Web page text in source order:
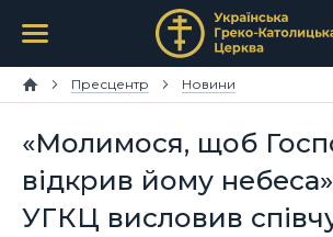
Пресцентр Новини
«Молимося, щоб
відкрив йому
УГКЦ висловив